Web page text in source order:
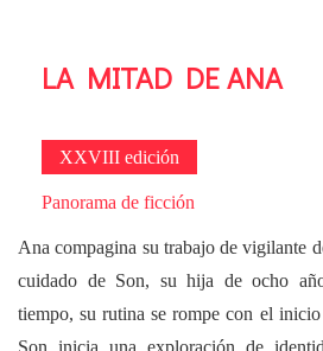
LA MITAD DE ANA
XXVIII edición
Panorama de ficción
Ana compagina su trabajo de vigilante
cuidado de Son, su hija de ocho
tiempo, su rutina se rompe con el
Son inicia una exploración de